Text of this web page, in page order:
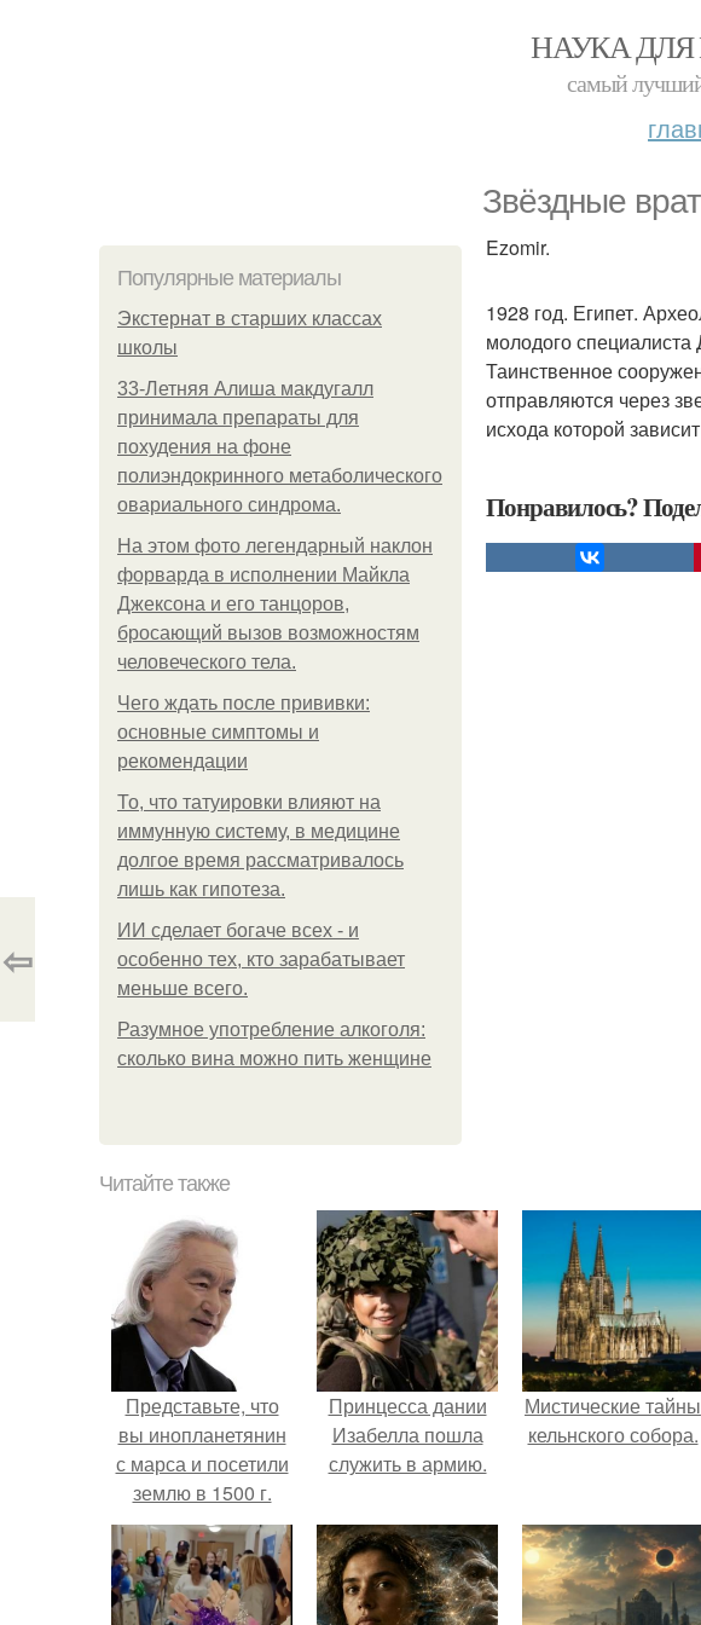
НАУКА
самый
Звёздные
Популярные материалы
Экстернат в старших классах
школы
33-Летняя Алиша макдугалл
принимала препараты для
похудения на фоне
полиэндокринного метаболического
овариального синдрома.
На этом фото легендарный наклон
форварда в исполнении Майкла
Джексона и его танцоров,
бросающий вызов возможностям
человеческого тела.
Чего ждать после прививки:
основные симптомы и
рекомендации
То, что татуировки влияют на
иммунную систему, в медицине
долгое время рассматривалось
лишь как гипотеза.
ИИ сделает богаче всех - и
особенно тех, кто зарабатывает
меньше всего.
Разумное употребление алкоголя:
сколько вина можно пить женщине
Ezomir.
1928 год. Египет.
молодого
Таинственное
отправляются через
исхода которой
Понравилось?
⇦
Читайте также
Представьте, что
вы инопланетянин
с марса и посетили
землю в 1500 г.
какую из великих
цивилизаций того
времени вы бы
предпочли?
Принцесса дании
Изабелла пошла
служить в армию.
Мистические тайны
кельнского собора.